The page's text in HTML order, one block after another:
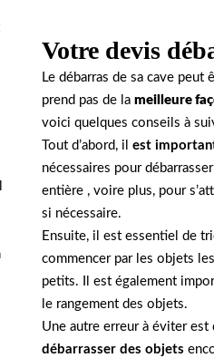
Votre devis
Le débarras de sa cave peut
prend pas de la meilleure
voici quelques conseils à
Tout d’abord, il est
nécessaires pour
entière , voire plus, pour
si nécessaire.
Ensuite, il est essentiel de
commencer par les objets
petits. Il est également
le rangement des objets.
Une autre erreur à éviter
débarrasser des objets